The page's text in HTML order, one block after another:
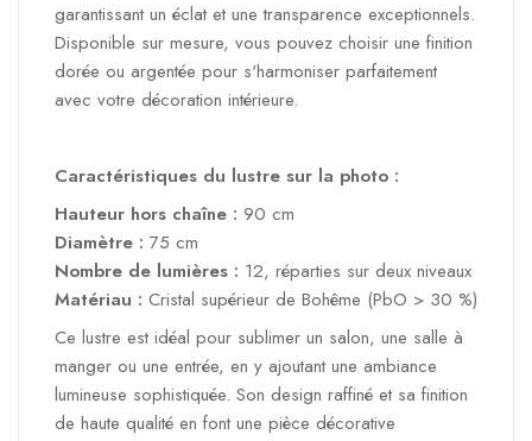
garantissant un éclat et une transparence exceptionnels.
Disponible sur mesure, vous pouvez choisir une finition
dorée ou argentée pour s'harmoniser parfaitement
avec votre décoration intérieure.
Caractéristiques du lustre sur la photo :
Hauteur hors chaîne : 90 cm
Diamètre : 75 cm
Nombre de lumières : 12, réparties sur deux niveaux
Matériau : Cristal supérieur de Bohême (PbO > 30 %)
Ce lustre est idéal pour sublimer un salon, une salle à
manger ou une entrée, en y ajoutant une ambiance
lumineuse sophistiquée. Son design raffiné et sa finition
de haute qualité en font une pièce décorative